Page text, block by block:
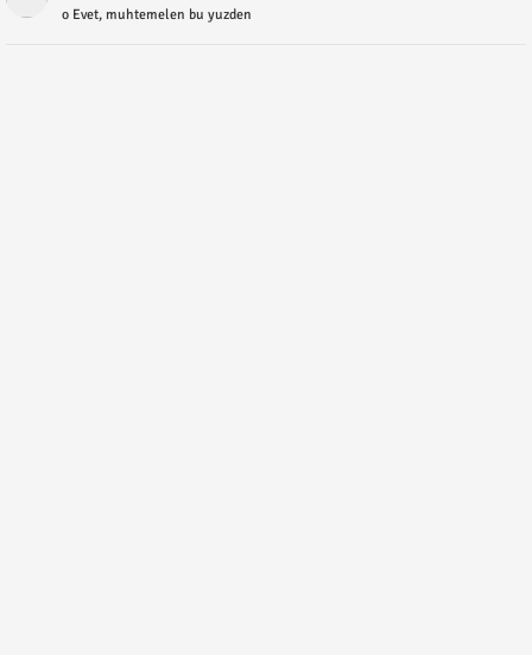
o Evet, muhtemelen bu yuzden